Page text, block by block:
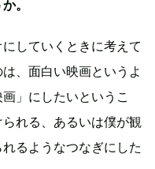
。
していくときに考えて
、面白い映画というよ
」にしたいというこ
れる、あるいは僕が観
るようなつなぎにした